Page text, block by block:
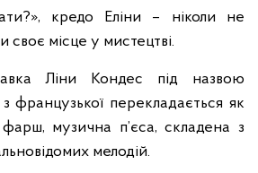
кредо Еліни – ніколи не
своє місце у мистецтві.
Ліни Кондес під назвою
французької перекладається як
музична п’єса, складена з
мелодій.